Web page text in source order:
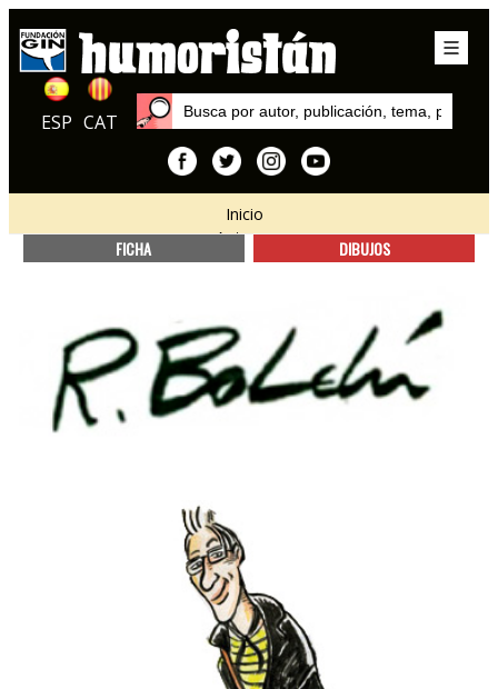
ESP CAT
Inicio
Autores
FICHA DIBUJOS